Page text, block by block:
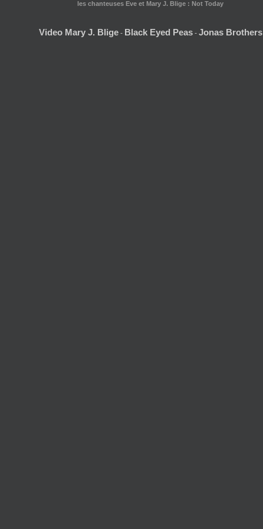
les chanteuses Eve et Mary J. Blige : Not Today
Video Mary J. Blige- Black Eyed Peas- Jonas Brothers